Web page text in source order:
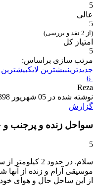
5
عالی
5
(از 2 نقد و بررسی)
امتیاز کل
5
مرتب سازی براساس:
جدیدترینبیشترین لایکبیشترین
6
Reza
نوشته شده در 05 شهریور 1398
گزارش
سواحل زنده و پرجنب
5
موسیقی آرام و زنده از
از این ساحل حال و هوای